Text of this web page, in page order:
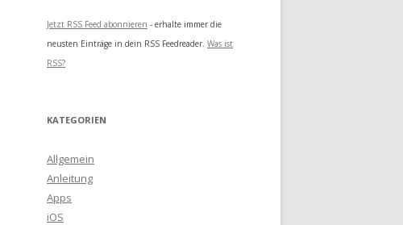
Jetzt RSS Feed abonnieren - erhalte immer die
neusten Einträge in dein RSS Feedreader. Was ist
RSS?
KATEGORIEN
Allgemein
Anleitung
Apps
iOS